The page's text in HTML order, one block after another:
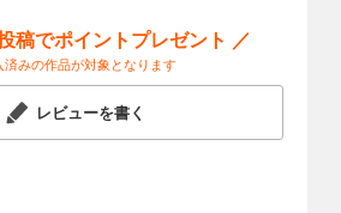
稿でポイントプレゼント ／
済みの作品が対象となります
レビューを書く